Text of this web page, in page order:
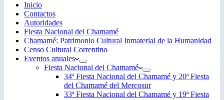
Inicio
Contactos
Autoridades
Fiesta Nacional del Chamamé
Chamamé: Patrimonio Cultural Inmaterial de la Humanidad
Censo Cultural Correntino
Eventos anuales
Fiesta Nacional del Chamamé
34ª Fiesta Nacional del Chamamé y 20ª Fiesta
del Chamamé del Mercosur
33ª Fiesta Nacional del Chamamé y 19ª Fiesta